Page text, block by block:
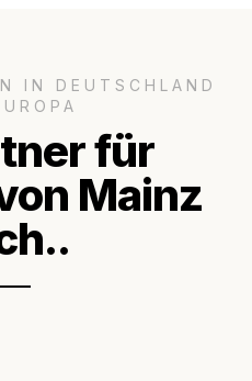
IN DEUTSCHLAND
für
Mainz